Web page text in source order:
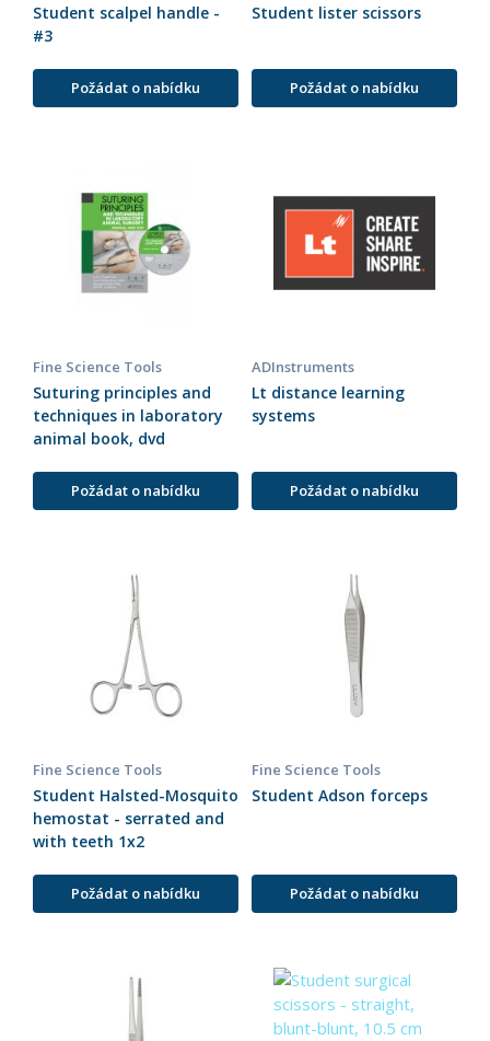
Student scalpel handle -
#3
Požádat o nabídku
Student lister scissors
Požádat o nabídku
Fine Science Tools
Suturing principles and
techniques in laboratory
animal book, dvd
Požádat o nabídku
ADInstruments
Lt distance learning
systems
Požádat o nabídku
Fine Science Tools
Student Halsted-Mosquito
hemostat - serrated and
with teeth 1x2
Požádat o nabídku
Fine Science Tools
Student Adson forceps
Požádat o nabídku